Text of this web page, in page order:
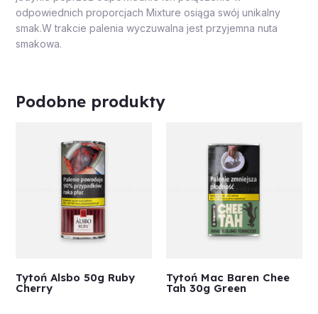
odpowiednich proporcjach Mixture osiąga swój unikalny
smak.W trakcie palenia wyczuwalna jest przyjemna nuta
smakowa.
Podobne produkty
Tytoń Alsbo 50g Ruby
Cherry
Tytoń Mac Baren Chee
Tah 30g Green